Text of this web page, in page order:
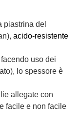
piastrina del
acido-resistente
uso dei
lo spessore è
allegate con
facile e non facile